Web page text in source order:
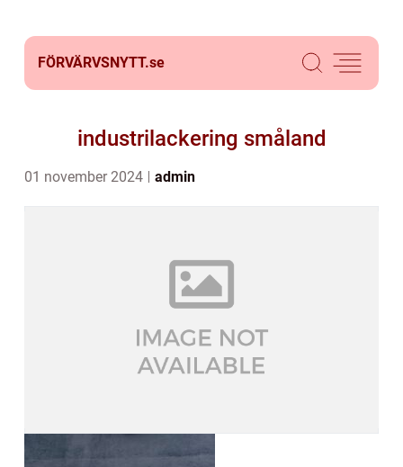
FÖRVÄRVSNYTT.se
industrilackering småland
01 november 2024 admin